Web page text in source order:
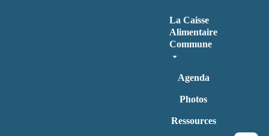
La Caisse
Alimentaire
Commune
Agenda
Photos
Ressources